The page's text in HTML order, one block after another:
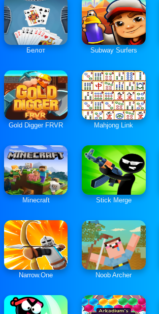
Белот Subway Surfers
Gold Digger FRVR Mahjong Link
Minecraft Stick Merge
Narrow.One Noob Archer